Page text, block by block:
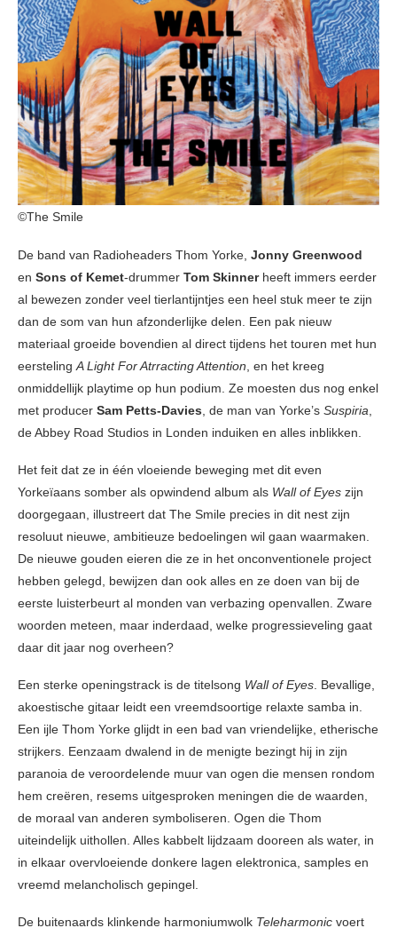
©The Smile
De band van Radioheaders Thom Yorke, Jonny Greenwood
en Sons of Kemet-drummer Tom Skinner heeft immers eerder
al bewezen zonder veel tierlantijntjes een heel stuk meer te zijn
dan de som van hun afzonderlijke delen. Een pak nieuw
materiaal groeide bovendien al direct tijdens het touren met hun
eerstelingA Light For Atrracting Attention, en het kreeg
onmiddellijk playtime op hun podium. Ze moesten dus nog enkel
met producer Sam Petts-Davies, de man van Yorke’s Suspiria,
de Abbey Road Studios in Londen induiken en alles inblikken.
Het feit dat ze in één vloeiende beweging met dit even
Yorkeïaans somber als opwindend album als Wall of Eyes zijn
doorgegaan, illustreert dat The Smile precies in dit nest zijn
resoluut nieuwe, ambitieuze bedoelingen wil gaan waarmaken.
De nieuwe gouden eieren die ze in het onconventionele project
hebben gelegd, bewijzen dan ook alles en ze doen van bij de
eerste luisterbeurt al monden van verbazing openvallen. Zware
woorden meteen, maar inderdaad, welke progressieveling gaat
daar dit jaar nog overheen?
Een sterke openingstrack is de titelsong Wall of Eyes. Bevallige,
akoestische gitaar leidt een vreemdsoortige relaxte samba in.
Een ijle Thom Yorke glijdt in een bad van vriendelijke, etherische
strijkers. Eenzaam dwalend in de menigte bezingt hij in zijn
paranoia de veroordelende muur van ogen die mensen rondom
hem creëren, resems uitgesproken meningen die de waarden,
de moraal van anderen symboliseren. Ogen die Thom
uiteindelijk uithollen. Alles kabbelt lijdzaam dooreen als water, in
in elkaar overvloeiende donkere lagen elektronica, samples en
vreemd melancholisch gepingel.
De buitenaards klinkende harmoniumwolk Teleharmonic voert